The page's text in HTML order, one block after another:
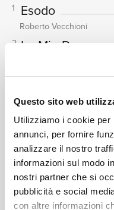
Questo sito web
Utilizziamo i cookie per
annunci, per fornire
analizzare il nostro
informazioni sul modo
nostri partner che si
pubblicità e social
con altre informazioni
1 Esodo
Roberto Vecchioni
2 Le Mie Donne
3 Il Miracolo
Roberto Vecchioni
Sei Nel Mio
Roberto Vecchioni
5 Sui Ricordi
Roberto Vecchioni
6 Ho Conosciuto
Roberto Vecchioni
CHI